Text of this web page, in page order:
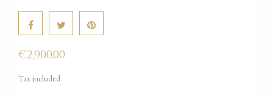
€2,900.00
Tax included